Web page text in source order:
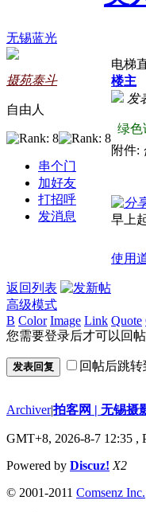
无锡蓝光
摄苑泰斗
自由人
串个门
加好友
打招呼
发消息
电梯
楼主
发
绿色
附件:
早上
使用
返回列表
高级模式
B Color Image Link Quote
您需要登录后才可以回帖
发表回复 回帖后跳
Archiver|拍客网 | 无锡摄
GMT+8, 2026-8-7 12:35 ,
Powered by Discuz! X2
© 2001-2011 Comsenz Inc.